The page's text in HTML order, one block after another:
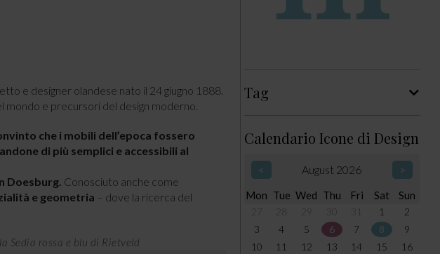
e designer olandese nato il 24 giugno 1888.
mondo e precursori del design moderno.
che i mobili dell’epoca fossero
di più semplici e accessibili al
Doesburg. Conosciuto anche come
e geometria – dove la ricerca del
Sedia rossa e blu di Rietveld
Tag
Calendario Icone di Design
< August 2026 >
Mon Tue Wed Thu Fri Sat Sun
1
2
3
4 5 6 7 8
9
10
11 12 13 14 15
16